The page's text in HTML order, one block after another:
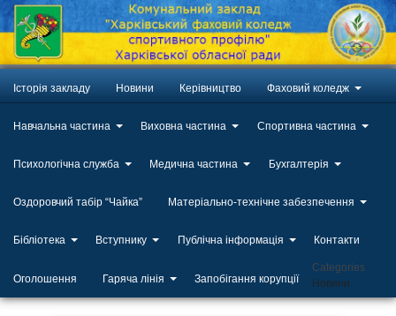
Історія закладу Новини Керівництво Фаховий коледж
Навчальна частина Виховна частина Спортивна частина
Психологічна служба Медична частина Бухгалтерія
Оздоровчий табір “Чайка” Матеріально-технічне забезпечення
Бібліотека Вступнику Публічна інформація Контакти
Оголошення Гаряча лінія Запобігання корупції
Categories
Новини